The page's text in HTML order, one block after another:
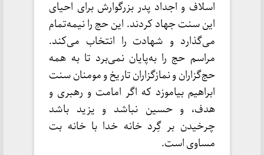
اسلاف و اجداد پدر بزرگوارش برای احیای
این سنت جهاد کردند. این حج را نیمه‌تمام
می‌گذارد و شهادت را انتخاب می‌کند.
مراسم حج را به‌پایان نمی‌برد تا به همه
حج‌گزاران و نمازگزاران تاریخ و مومنان سنت
ابراهیم بیاموزد که اگر امامت و رهبری و
هدف، و حسین نباشد و یزید باشد
چرخیدن بر گِرد خانه خدا با خانه بت
مساوی است.